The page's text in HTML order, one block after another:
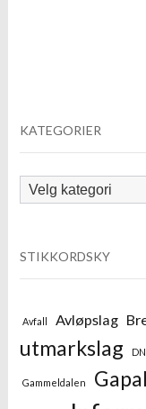
KATEGORIER
Kategorier
STIKKORDSKY
Avfall Avløpslag
utmarkslag
Gammeldalen